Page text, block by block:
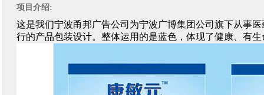
项目介绍:
这是我们宁波甬邦广告公司为宁波广博集团公司旗下从事
行的产品包装设计。整体运用的是蓝色，体现了健康、有